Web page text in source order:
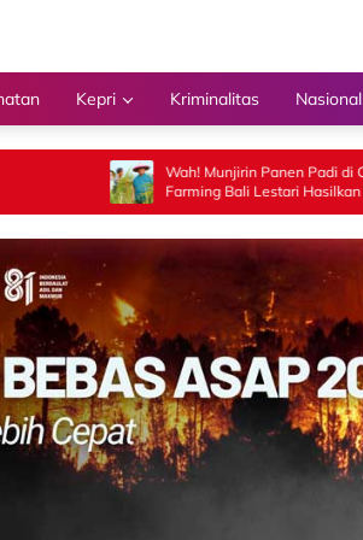
Kepri Kriminalitas Nasional
Wah! Munjirin Panen Padi di Cakung, Urban
Farming Bali Lestari Hasilkan 10 Ton Gabah